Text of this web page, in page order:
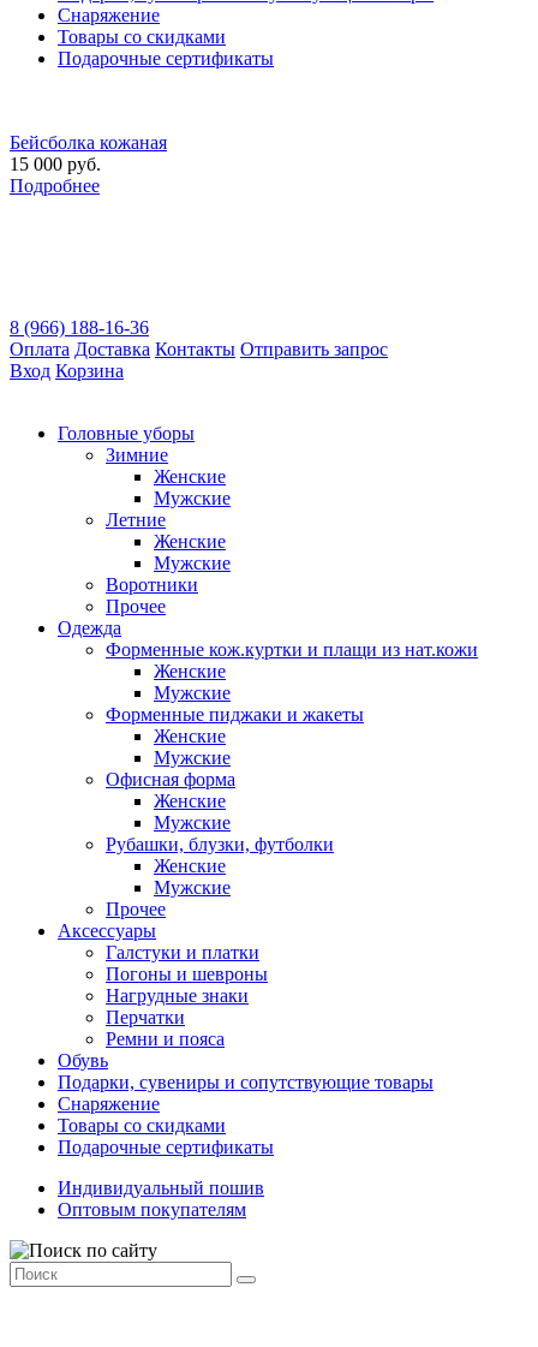
Снаряжение
Товары со скидками
Подарочные сертификаты
Бейсболка кожаная
15 000 руб.
Подробнее
8 (966) 188-16-36
Оплата Доставка Контакты Отправить запрос
Вход Корзина
Головные уборы
Зимние
Женские
Мужские
Летние
Женские
Мужские
Воротники
Прочее
Одежда
Форменные кож.куртки и плащи из нат.кожи
Женские
Мужские
Форменные пиджаки и жакеты
Женские
Мужские
Офисная форма
Женские
Мужские
Рубашки, блузки, футболки
Женские
Мужские
Прочее
Аксессуары
Галстуки и платки
Погоны и шевроны
Нагрудные знаки
Перчатки
Ремни и пояса
Обувь
Подарки, сувениры и сопутствующие товары
Снаряжение
Товары со скидками
Подарочные сертификаты
Индивидуальный пошив
Оптовым покупателям